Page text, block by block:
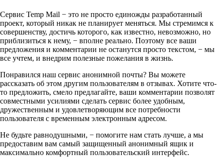
Сервис Temp Mail − это не просто единожды разработанный
проект, который никак не планирует меняться. Мы стремимся к
совершенству, достичь которого, как известно, невозможно, но
приблизиться к нему, − вполне реально. Поэтому все ваши
предложения и комментарии не останутся просто текстом, − мы
все учтем, и внедрим полезные пожелания в жизнь.
Понравился наш сервис анонимной почты? Вы можете
рассказать об этом другим пользователям в отзывах. Хотите что-
то предложить, смело предлагайте, ваши комментарии позволят
совместными усилиями сделать сервис более удобным,
дружественным и удовлетворяющим все потребности
пользователя с временным электронным адресом.
Не будьте равнодушными, − помогите нам стать лучше, а мы
предоставим вам самый защищенный анонимный ящик и
максимально комфортный пользовательский интерфейс.